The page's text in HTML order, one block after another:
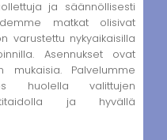
ja säännöllisesti
matkat olisivat
varustettu nykyaikaisilla
Asennukset ovat
mukaisia. Palvelumme
huolella valittujen
ja hyvällä